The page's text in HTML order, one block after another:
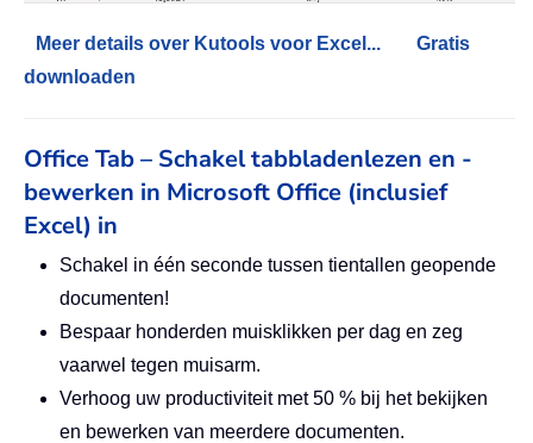
Meer details over Kutools voor Excel...
Gratis
downloaden
Office Tab – Schakel tabbladenlezen en -
bewerken in Microsoft Office (inclusief
Excel) in
Schakel in één seconde tussen tientallen geopende
documenten!
Bespaar honderden muisklikken per dag en zeg
vaarwel tegen muisarm.
Verhoog uw productiviteit met 50 % bij het bekijken
en bewerken van meerdere documenten.